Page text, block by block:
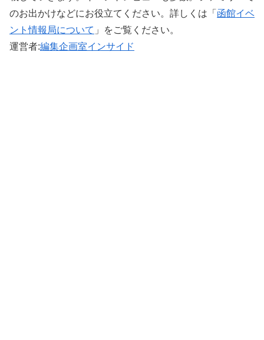
のお出かけなどにお役立てください。詳しくは「 函館イベ
ント情報局について 」をご覧ください。 ‎
運営者:編集企画室インサイド